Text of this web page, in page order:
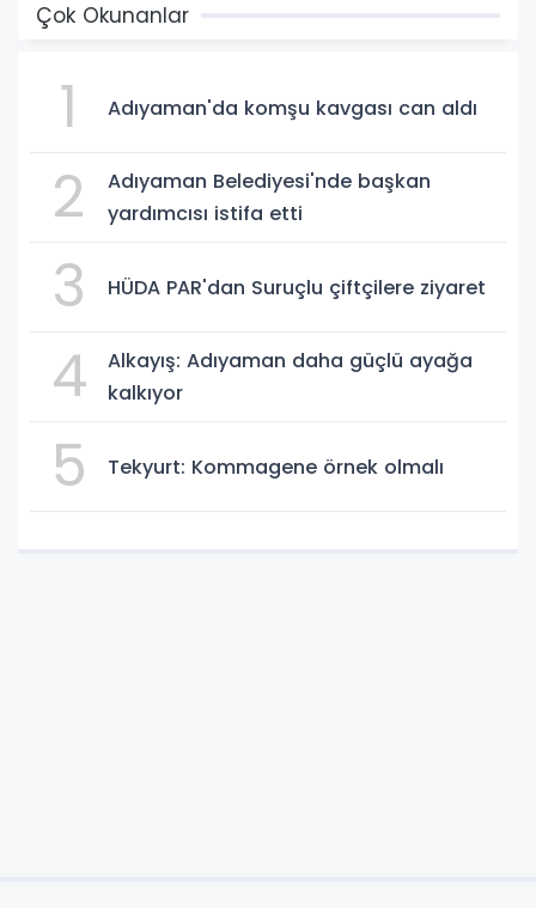
Çok Okunanlar
1 Adıyaman'da komşu kavgası can aldı
2
Adıyaman Belediyesi'nde başkan
yardımcısı istifa etti
3 HÜDA PAR'dan Suruçlu çiftçilere ziyaret
4
Alkayış: Adıyaman daha güçlü ayağa
kalkıyor
5 Tekyurt: Kommagene örnek olmalı